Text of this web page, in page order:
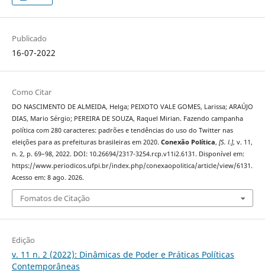
Publicado
16-07-2022
Como Citar
DO NASCIMENTO DE ALMEIDA, Helga; PEIXOTO VALE GOMES, Larissa; ARAÚJO
DIAS, Mario Sérgio; PEREIRA DE SOUZA, Raquel Mirian. Fazendo campanha
política com 280 caracteres: padrões e tendências do uso do Twitter nas
eleições para as prefeituras brasileiras em 2020. Conexão Política, [S. l.], v. 11,
n. 2, p. 69–98, 2022. DOI: 10.26694/2317-3254.rcp.v11i2.6131. Disponível em:
https://www.periodicos.ufpi.br/index.php/conexaopolitica/article/view/6131.
Acesso em: 8 ago. 2026.
Fomatos de Citação
Edição
v. 11 n. 2 (2022): Dinâmicas de Poder e Práticas Políticas
Contemporâneas